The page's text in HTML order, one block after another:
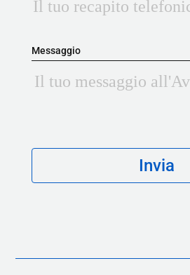
Messaggio